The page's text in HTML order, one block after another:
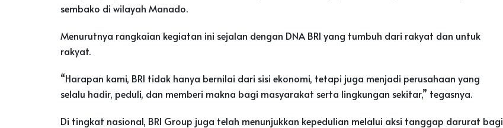
sembako di wilayah Manado.
Menurutnya rangkaian kegiatan ini sejalan dengan DNA BRI yang tumbuh dari rakyat dan untuk
rakyat.
“Harapan kami, BRI tidak hanya bernilai dari sisi ekonomi, tetapi juga menjadi perusahaan yang
selalu hadir, peduli, dan memberi makna bagi masyarakat serta lingkungan sekitar,” tegasnya.
Di tingkat nasional, BRI Group juga telah menunjukkan kepedulian melalui aksi tanggap darurat bagi